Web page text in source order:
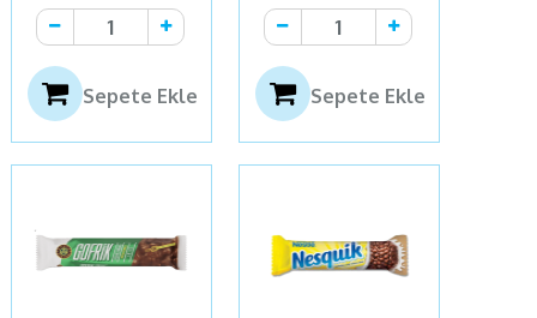
Sepete Ekle Sepete Ekle